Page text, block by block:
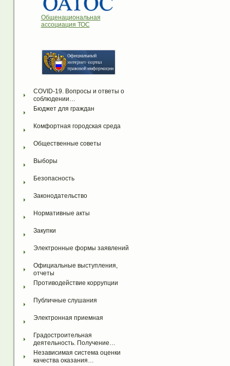
Общенациональная
ассоциация ТОС
COVID-19. Вопросы и ответы о
соблюдении…
Бюджет для граждан
Комфортная городская среда
Общественные советы
Выборы
Безопасность
Законодательство
Нормативные акты
Закупки
Электронные формы заявлений
Официальные выступления,
отчеты
Противодействие коррупции
Публичные слушания
Электронная приемная
Градостроительная
деятельность. Получение…
Независимая система оценки
качества оказания…